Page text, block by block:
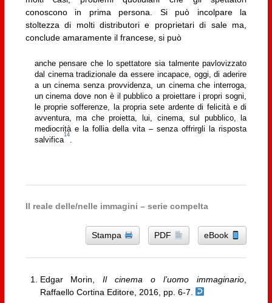
conoscono in prima persona. Si può incolpare la
stoltezza di molti distributori e proprietari di sale ma,
conclude amaramente il francese, si può
anche pensare che lo spettatore sia talmente pavlovizzato
dal cinema tradizionale da essere incapace, oggi, di aderire
a un cinema senza provvidenza, un cinema che interroga,
un cinema dove non è il pubblico a proiettare i propri sogni,
le proprie sofferenze, la propria sete ardente di felicità e di
avventura, ma che proietta, lui, cinema, sul pubblico, la
mediocrità e la follia della vita – senza offrirgli la risposta
salvifica
14
Il reale delle/nelle immagini – serie compelta
Stampa PDF eBook
Edgar Morin,Il cinema o l’uomo immaginario
Raffaello Cortina Editore, 2016, pp. 6-7.